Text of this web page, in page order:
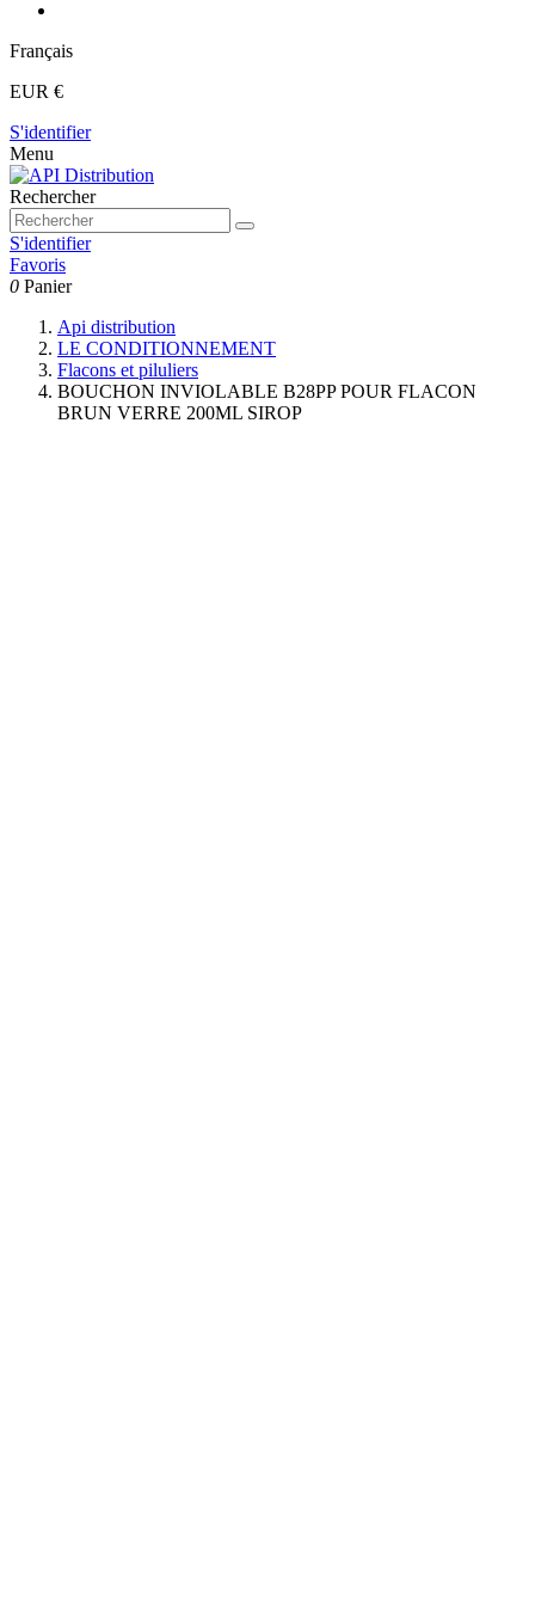
Français
EUR €
S'identifier
Menu
Rechercher
S'identifier
Favoris
0 Panier
Api distribution
LE CONDITIONNEMENT
Flacons et piluliers
BOUCHON INVIOLABLE B28PP POUR FLACON
BRUN VERRE 200ML SIROP